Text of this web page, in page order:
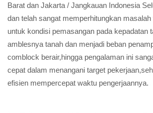
Barat dan Jakarta / Jangkauan Indonesia
dan telah sangat memperhitungkan
untuk kondisi pemasangan pada kepadatan
amblesnya tanah dan menjadi beban
comblock berair,hingga pengalaman ini
cepat dalam menangani target
efisien mempercepat waktu pengerjaannya.